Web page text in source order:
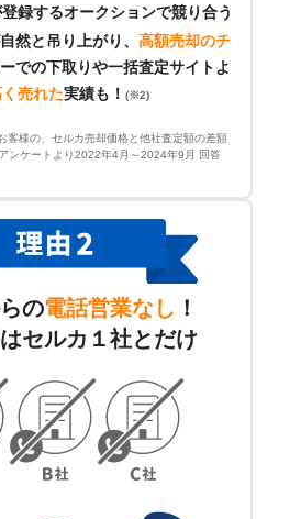
登録するオークションで競り合う
然と吊り上がり、 高額売却のチ
での下取りや一括査定サイトよ
売れた実績も！ (※2)
客様の、セルカ売却価格と他社査定額の差額
ンケートより2022年4月～2024年9月 回答
の電話営業なし ！
セルカ１社とだけ